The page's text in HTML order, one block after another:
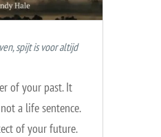
spijt is voor altijd
of your past. It
a life sentence.
of your future.